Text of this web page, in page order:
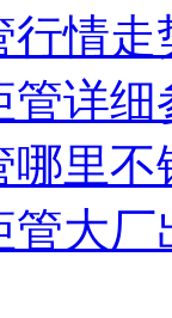
行情走
管详细
哪里不
管大厂